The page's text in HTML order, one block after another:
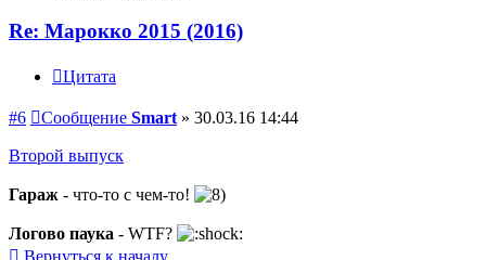
Re: Марокко 2015 (2016)
Цитата
#6 Сообщение Smart » 30.03.16 14:44
Второй выпуск
Гараж - что-то с чем-то!
Логово паука - WTF?
Вернуться к началу